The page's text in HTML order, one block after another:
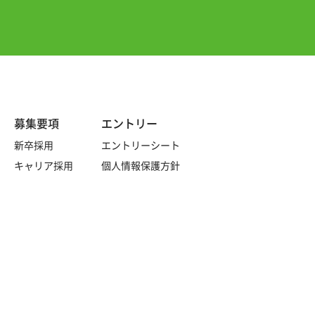
募集要項
新卒採用
キャリア採用
エントリー
エントリーシート
個人情報保護方針